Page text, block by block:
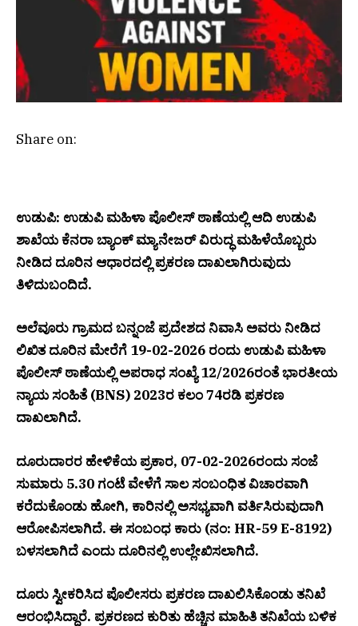
Share on:
ಉಡುಪಿ: ಉಡುಪಿ ಮಹಿಳಾ ಪೊಲೀಸ್ ಠಾಣೆಯಲ್ಲಿ ಆದಿ ಉಡುಪಿ
ಶಾಖೆಯ ಕೆನರಾ ಬ್ಯಾಂಕ್ ಮ್ಯಾನೇಜರ್ ವಿರುದ್ಧ ಮಹಿಳೆಯೊಬ್ಬರು
ನೀಡಿದ ದೂರಿನ ಆಧಾರದಲ್ಲಿ ಪ್ರಕರಣ ದಾಖಲಾಗಿರುವುದು
ತಿಳಿದುಬಂದಿದೆ.
ಅಲೆವೂರು ಗ್ರಾಮದ ಬನ್ನಂಜೆ ಪ್ರದೇಶದ ನಿವಾಸಿ ಅವರು ನೀಡಿದ
ಲಿಖಿತ ದೂರಿನ ಮೇರೆಗೆ 19-02-2026 ರಂದು ಉಡುಪಿ ಮಹಿಳಾ
ಪೊಲೀಸ್ ಠಾಣೆಯಲ್ಲಿ ಅಪರಾಧ ಸಂಖ್ಯೆ 12/2026ರಂತೆ ಭಾರತೀಯ
ನ್ಯಾಯ ಸಂಹಿತೆ (BNS) 2023ರ ಕಲಂ 74ರಡಿ ಪ್ರಕರಣ
ದಾಖಲಾಗಿದೆ.
ದೂರುದಾರರ ಹೇಳಿಕೆಯ ಪ್ರಕಾರ, 07-02-2026ರಂದು ಸಂಜೆ
ಸುಮಾರು 5.30 ಗಂಟೆ ವೇಳೆಗೆ ಸಾಲ ಸಂಬಂಧಿತ ವಿಚಾರವಾಗಿ
ಕರೆದುಕೊಂಡು ಹೋಗಿ, ಕಾರಿನಲ್ಲಿ ಅಸಭ್ಯವಾಗಿ ವರ್ತಿಸಿರುವುದಾಗಿ
ಆರೋಪಿಸಲಾಗಿದೆ. ಈ ಸಂಬಂಧ ಕಾರು (ನಂ: HR-59 E-8192)
ಬಳಸಲಾಗಿದೆ ಎಂದು ದೂರಿನಲ್ಲಿ ಉಲ್ಲೇಖಿಸಲಾಗಿದೆ.
ದೂರು ಸ್ವೀಕರಿಸಿದ ಪೊಲೀಸರು ಪ್ರಕರಣ ದಾಖಲಿಸಿಕೊಂಡು ತನಿಖೆ
ಆರಂಭಿಸಿದ್ದಾರೆ. ಪ್ರಕರಣದ ಕುರಿತು ಹೆಚ್ಚಿನ ಮಾಹಿತಿ ತನಿಖೆಯ ಬಳಿಕ